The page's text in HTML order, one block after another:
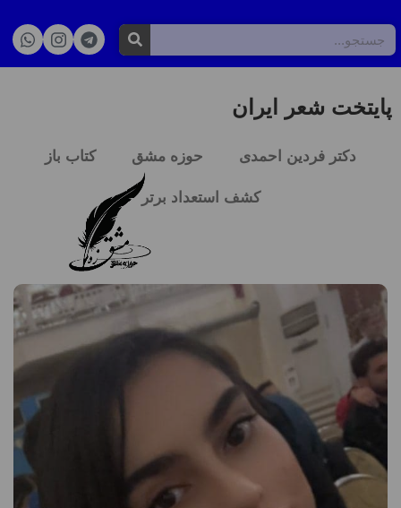
پایتخت شعر ایران
دکتر فردین احمدی حوزه مشق کتاب باز
کشف استعداد برتر